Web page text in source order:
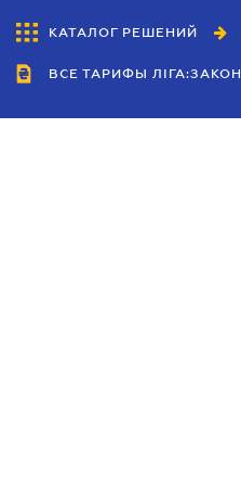
КАТАЛОГ РЕШЕНИЙ
ВСЕ ТАРИФЫ ЛІГА:ЗАКОН